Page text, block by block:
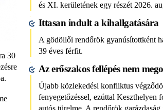
30
és XI. kerületének egy részét 2026.
Ittasan indult a kihallgatására
A gödöllői rendőrök gyanúsítottként
39 éves férfit.
Az erőszakos fellépés nem
Újabb közlekedési konfliktus
fenyegetőzéssel, ezúttal Keszthelyen
autós türelme. A rendőrök garázdaság